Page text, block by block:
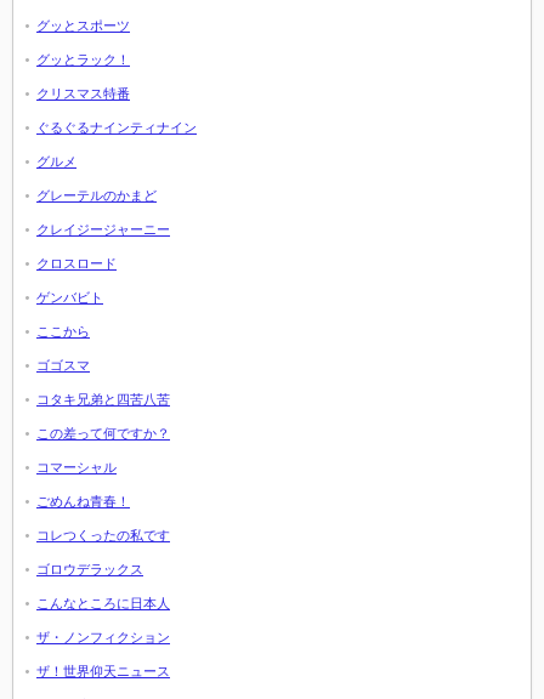
グッとスポーツ
グッとラック！
クリスマス特番
ぐるぐるナインティナイン
グルメ
グレーテルのかまど
クレイジージャーニー
クロスロード
ゲンバビト
ここから
ゴゴスマ
コタキ兄弟と四苦八苦
この差って何ですか？
コマーシャル
ごめんね青春！
コレつくったの私です
ゴロウデラックス
こんなところに日本人
ザ・ノンフィクション
ザ！世界仰天ニュース